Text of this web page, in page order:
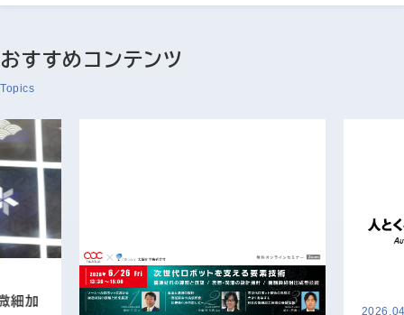
おすすめコンテンツ
Topics
細加